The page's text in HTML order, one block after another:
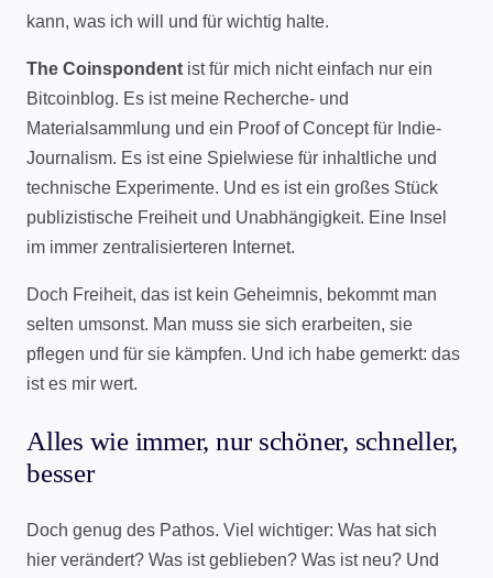
kann, was ich will und für wichtig halte.
The Coinspondent ist für mich nicht einfach nur ein
Bitcoinblog. Es ist meine Recherche- und
Materialsammlung und ein Proof of Concept für Indie-
Journalism. Es ist eine Spielwiese für inhaltliche und
technische Experimente. Und es ist ein großes Stück
publizistische Freiheit und Unabhängigkeit. Eine Insel
im immer zentralisierteren Internet.
Doch Freiheit, das ist kein Geheimnis, bekommt man
selten umsonst. Man muss sie sich erarbeiten, sie
pflegen und für sie kämpfen. Und ich habe gemerkt: das
ist es mir wert.
Alles wie immer, nur schöner, schneller,
besser
Doch genug des Pathos. Viel wichtiger: Was hat sich
hier verändert? Was ist geblieben? Was ist neu? Und